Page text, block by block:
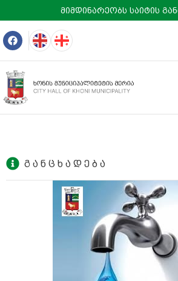
მიმდინარეობს საიტის
გ ა ნ ც ხ ა დ ე ბ ა